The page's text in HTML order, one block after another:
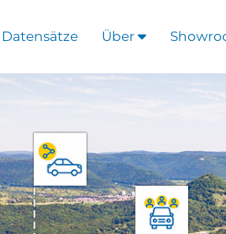
Datensätze Über